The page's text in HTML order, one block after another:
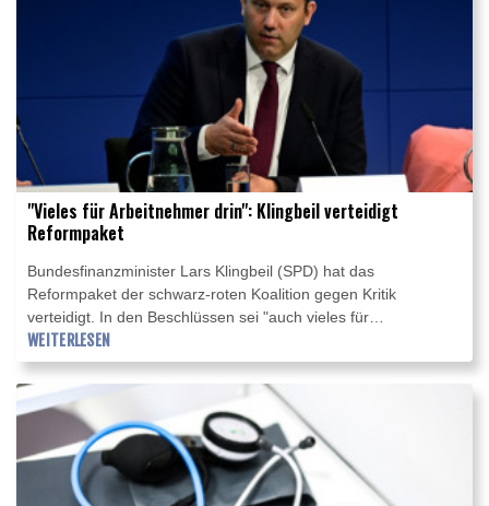
Irene Mihalic kritisierte das Vorgehen scharf.
"Vieles für Arbeitnehmer drin": Klingbeil verteidigt
Reformpaket
Bundesfinanzminister Lars Klingbeil (SPD) hat das
Reformpaket der schwarz-roten Koalition gegen Kritik
verteidigt. In den Beschlüssen sei "auch vieles für
Arbeitnehmer drin", sagte Klingbeil am Sonntag im ARD-
"Sommerinterview". So würden Familien steuerlich entlastet
und Sonn- und Feiertagszuschläge stärker steuerlich
begünstigt. Zudem wolle die Koalition den Kurs gegenüber
China "robuster gestalten". Dies sei "mittel- und langfristig
ganz wichtig" für die "Industriearbeitsplätze in diesem Land".
WEITERLESEN